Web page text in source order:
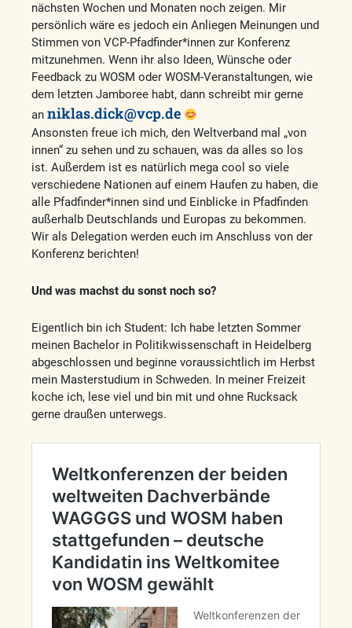
nächsten Wochen und Monaten noch zeigen. Mir
persönlich wäre es jedoch ein Anliegen Meinungen und
Stimmen von VCP-Pfadfinder*innen zur Konferenz
mitzunehmen. Wenn ihr also Ideen, Wünsche oder
Feedback zu WOSM oder WOSM-Veranstaltungen, wie
dem letzten Jamboree habt, dann schreibt mir gerne
an niklas.dick@vcp.de
Ansonsten freue ich mich, den Weltverband mal „von
innen“ zu sehen und zu schauen, was da alles so los
ist. Außerdem ist es natürlich mega cool so viele
verschiedene Nationen auf einem Haufen zu haben, die
alle Pfadfinder*innen sind und Einblicke in Pfadfinden
außerhalb Deutschlands und Europas zu bekommen.
Wir als Delegation werden euch im Anschluss von der
Konferenz berichten!
Und was machst du sonst noch so?
Eigentlich bin ich Student: Ich habe letzten Sommer
meinen Bachelor in Politikwissenschaft in Heidelberg
abgeschlossen und beginne voraussichtlich im Herbst
mein Masterstudium in Schweden. In meiner Freizeit
koche ich, lese viel und bin mit und ohne Rucksack
gerne draußen unterwegs.